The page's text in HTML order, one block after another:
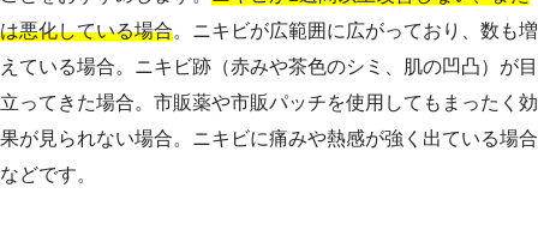
は悪化している場合。ニキビが広範囲に広がっており、数も増
えている場合。ニキビ跡（赤みや茶色のシミ、肌の凹凸）が目
立ってきた場合。市販薬や市販パッチを使用してもまったく効
果が見られない場合。ニキビに痛みや熱感が強く出ている場合
などです。